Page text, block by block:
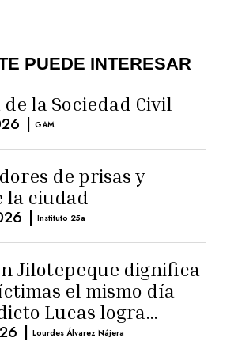
PUEDE INTERESAR
la Sociedad Civil
| GAM
de prisas y
la ciudad
| Instituto 25a
Jilotepeque dignifica
el mismo día
Lucas logra
| Lourdes Álvarez Nájera